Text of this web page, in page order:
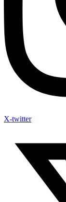
X-twitter